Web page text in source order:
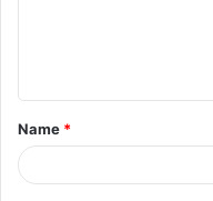
t
*
Name *